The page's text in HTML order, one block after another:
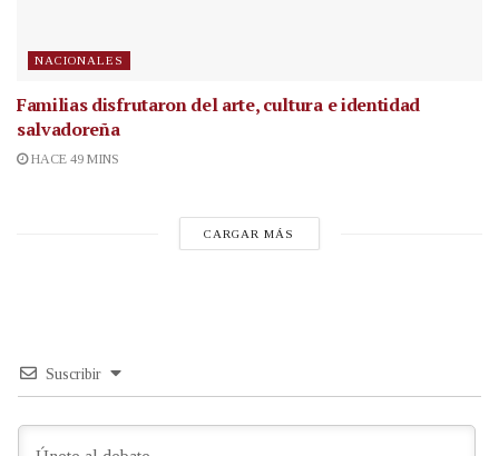
NACIONALES
Familias disfrutaron del arte, cultura e identidad
salvadoreña
HACE 49 MINS
CARGAR MÁS
Suscribir